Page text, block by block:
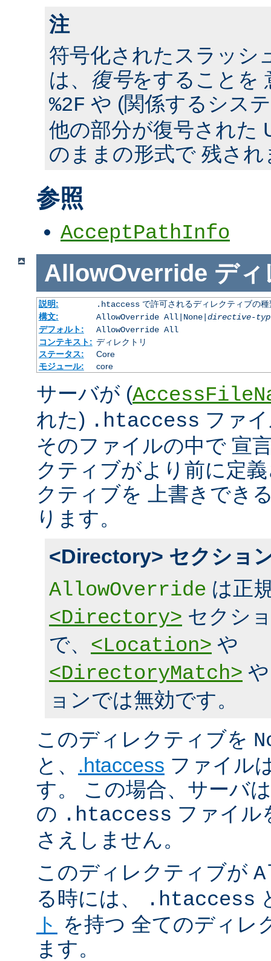
注
符号化されたスラッシ
は、 復号をすることを
%2F や (関係するシス
他の部分が復号された
のままの形式で 残され
参照
AcceptPathInfo
AllowOverride ディ
説明: .htaccessで許可されるディレクティブの種
構文:
AllowOverride All|None| directive-
デフォルト:
AllowOverride All
コンテキスト: ディレクトリ
ステータス:
Core
モジュール:
core
サーバが (
れた) .htaccess ファ
そのファイルの中で 宣
クティブがより前に定
クティブを 上書きでき
ります。
<Directory> セクショ
AllowOverride は正
<Directory> セクシ
で、 <Location> や
<DirectoryMatch>
ョンでは無効です。
このディレクティブを
と、 .htaccess ファイル
す。 この場合、サーバ
の .htaccess ファイル
さえしません。
このディレクティブが
る時には、
.htaccess
ト を持つ 全てのディレ
ます。